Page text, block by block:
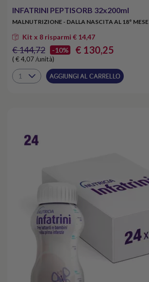
INFATRINI PEPTISORB 32x200ml
MALNUTRIZIONE - DALLA NASCITA AL 18° MESE
Kit x 8 risparmi € 14,47
€ 144,72 -10% € 130,25
( € 4,07 /unità)
AGGIUNGI AL CARRELLO